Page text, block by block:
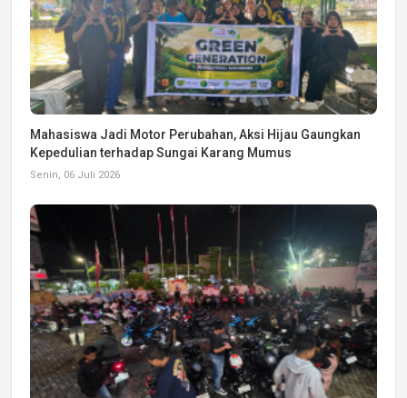
Mahasiswa Jadi Motor Perubahan, Aksi Hijau Gaungkan
Kepedulian terhadap Sungai Karang Mumus
Senin, 06 Juli 2026